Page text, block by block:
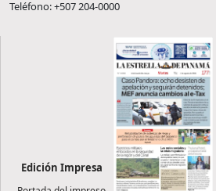
Teléfono: +507 204-0000
Edición Impresa